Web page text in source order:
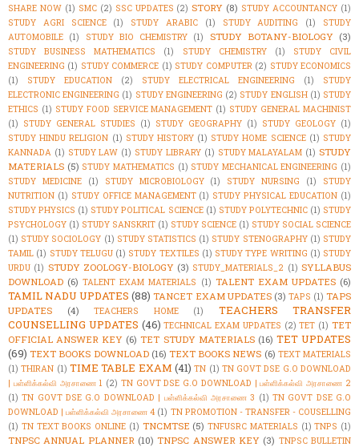
SHARE NOW (1) SMC (2) SSC UPDATES (2) STORY (8) STUDY ACCOUNTANCY (1)
STUDY AGRI SCIENCE
(1) STUDY ARABIC (1) STUDY AUDITING (1)
STUDY
AUTOMOBILE (1) STUDY BIO CHEMISTRY (1) STUDY BOTANY-BIOLOGY (3)
STUDY BUSINESS MATHEMATICS (1) STUDY CHEMISTRY (1)
STUDY CIVIL
ENGINEERING (1) STUDY COMMERCE (1) STUDY COMPUTER (2) STUDY ECONOMICS
(1)
STUDY EDUCATION (2) STUDY ELECTRICAL ENGINEERING (1)
STUDY
ELECTRONIC ENGINEERING (1) STUDY ENGINEERING (2) STUDY ENGLISH (1) STUDY
ETHICS (1) STUDY FOOD SERVICE MANAGEMENT (1) STUDY GENERAL MACHINIST
(1) STUDY GENERAL STUDIES (1) STUDY GEOGRAPHY (1) STUDY GEOLOGY (1)
STUDY HINDU RELIGION (1) STUDY HISTORY (1) STUDY HOME SCIENCE (1) STUDY
KANNADA (1) STUDY LAW (1) STUDY LIBRARY (1) STUDY MALAYALAM (1) STUDY
MATERIALS (5) STUDY MATHEMATICS (1) STUDY MECHANICAL ENGINEERING (1)
STUDY MEDICINE
(1) STUDY MICROBIOLOGY (1) STUDY NURSING (1)
STUDY
NUTRITION (1) STUDY OFFICE MANAGEMENT (1) STUDY PHYSICAL EDUCATION (1)
STUDY PHYSICS (1) STUDY POLITICAL SCIENCE (1) STUDY POLYTECHNIC (1) STUDY
PSYCHOLOGY (1) STUDY SANSKRIT (1) STUDY SCIENCE (1) STUDY SOCIAL SCIENCE
(1) STUDY SOCIOLOGY (1) STUDY STATISTICS (1) STUDY STENOGRAPHY (1) STUDY
TAMIL (1) STUDY TELUGU (1) STUDY TEXTILES (1) STUDY TYPE WRITING (1) STUDY
URDU (1) STUDY ZOOLOGY-BIOLOGY (3) STUDY_MATERIALS_2 (1) SYLLABUS
DOWNLOAD (6) TALENT EXAM MATERIALS (1) TALENT EXAM UPDATES (6)
TAMIL NADU UPDATES (88) TANCET EXAM UPDATES (3) TAPS (1) TAPS
UPDATES
(4) TEACHERS HOME (1)
TEACHERS TRANSFER
COUNSELLING UPDATES (46) TECHNICAL EXAM UPDATES (2) TET (1) TET
OFFICIAL ANSWER KEY (6) TET STUDY MATERIALS (16) TET UPDATES
(69) TEXT BOOKS DOWNLOAD (16) TEXT BOOKS NEWS (6) TEXT MATERIALS
(1) THIRAN (1) TIME TABLE EXAM (41) TN (1) TN GOVT DSE G.O DOWNLOAD
| பள்ளிக்கல்வி அரசாணை 1 (2) TN GOVT DSE G.O DOWNLOAD | பள்ளிக்கல்வி அரசாணை 2
(1) TN GOVT DSE G.O DOWNLOAD | பள்ளிக்கல்வி அரசாணை 3 (1) TN GOVT DSE G.O
DOWNLOAD | பள்ளிக்கல்வி அரசாணை 4 (1) TN PROMOTION - TRANSFER - COUSELLING
(1) TN TEXT BOOKS ONLINE (1) TNCMTSE (5) TNFUSRC MATERIALS (1) TNPS (1)
TNPSC ANNUAL PLANNER (10) TNPSC ANSWER KEY (3) TNPSC BULLETIN